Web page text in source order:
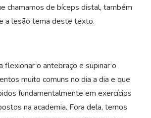
chamamos de bíceps distal, também
a lesão tema deste texto.
flexionar o antebraço e supinar o
muito comuns no dia a dia e que
fundamentalmente em exercícios
na academia. Fora dela, temos